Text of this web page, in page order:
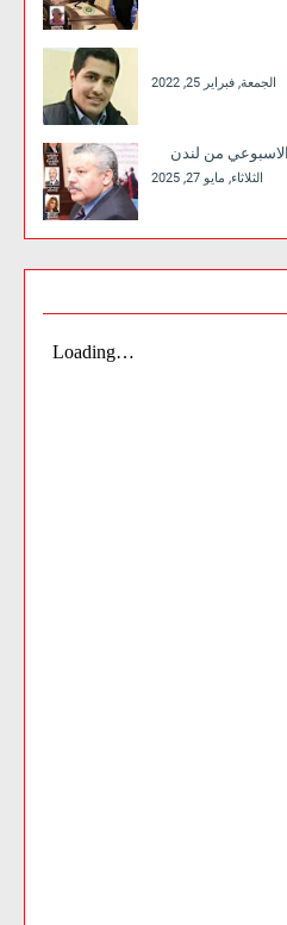
الجمعة, فبراير 25, 2022
الثلاثاء, مايو 27, 2025